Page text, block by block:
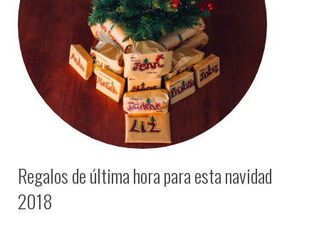
Regalos de última hora para esta navidad
2018